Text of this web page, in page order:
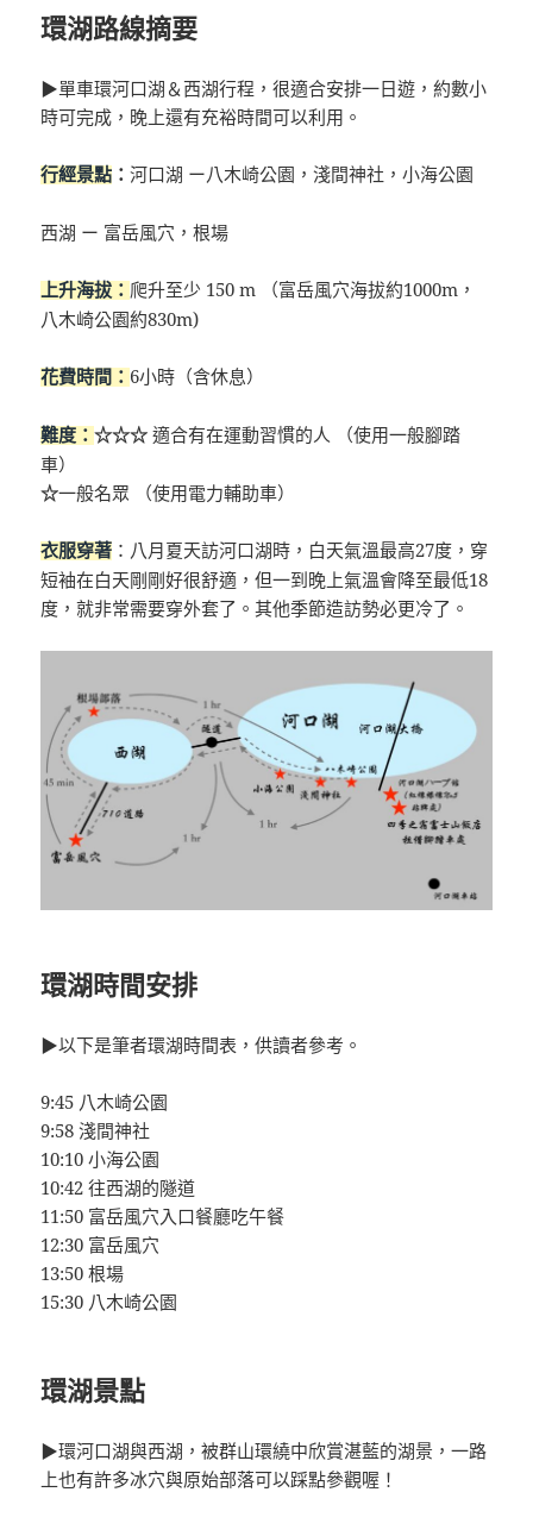
環湖路線摘要
▶單車環河口湖＆西湖行程，很適合安排一日遊，約數小
時可完成，晚上還有充裕時間可以利用。
行經景點 ：河口湖 ー八木崎公園，淺間神社，小海公園
西湖 ー 富岳風穴，根場
上升海拔： 爬升至少 150 m （富岳風穴海拔約1000m，
八木崎公園約830m)
花費時間： 6小時（含休息）
難度：☆☆☆ 適合有在運動習慣的人 （使用一般腳踏
車）
☆一般名眾 （使用電力輔助車）
衣服穿著 ：八月夏天訪河口湖時，白天氣溫最高27度，穿
短袖在白天剛剛好很舒適，但一到晚上氣溫會降至最低18
度，就非常需要穿外套了。其他季節造訪勢必更冷了。
環湖時間安排
▶以下是筆者環湖時間表，供讀者參考。
9:45 八木崎公園
9:58 淺間神社
10:10 小海公園
10:42 往西湖的隧道
11:50 富岳風穴入口餐廳吃午餐
12:30 富岳風穴
13:50 根場
15:30 八木崎公園
環湖景點
▶環河口湖與西湖，被群山環繞中欣賞湛藍的湖景，一路
上也有許多冰穴與原始部落可以踩點參觀喔！